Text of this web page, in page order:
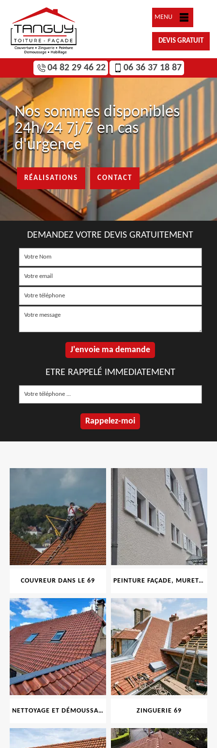
MENU
DEVIS GRATUIT
04 82 29 46 22 06 36 37 18 87
Nos sommes disponibles
24h/24 7j/7 en cas
d'urgence
RÉALISATIONS CONTACT
DEMANDEZ VOTRE DEVIS GRATUITEMENT
ETRE RAPPELÉ IMMEDIATEMENT
COUVREUR DANS LE 69 PEINTURE FAÇADE, MURET, TOITURE, BOISERIE, FERRONERIE, GOUTTIÈRE 69
NETTOYAGE ET DÉMOUSSAGE DE TOITURE ET FAÇADE 69 ZINGUERIE 69